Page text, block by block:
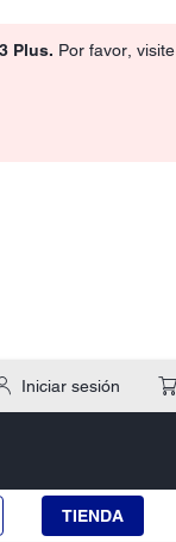
Plus. Por favor, visite
Iniciar sesión
TIENDA